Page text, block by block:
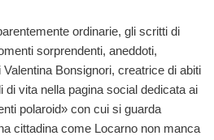
ordinarie, gli scritti di
sorprendenti, aneddoti,
Bonsignori, creatrice di abiti
di vita nella pagina social dedicata ai
polaroid» con cui si guarda
cittadina come Locarno non manca